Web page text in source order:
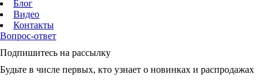
Блог
Видео
Контакты
Вопрос-ответ
Подпишитесь на рассылку
Будьте в числе первых, кто узнает о новинках и распродажах